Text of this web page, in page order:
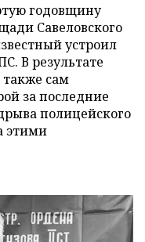
годовщину
Савеловского
устроил
В результате
сам
за последние
полицейского
этими